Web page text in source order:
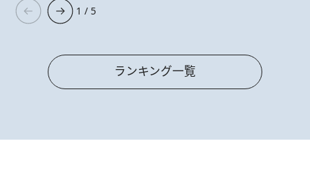
1 / 5
ランキング一覧